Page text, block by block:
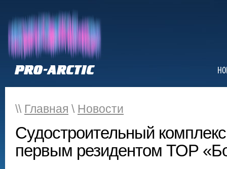
\\ Главная \ Новости
Судостроительный
первым резидентом ТОР